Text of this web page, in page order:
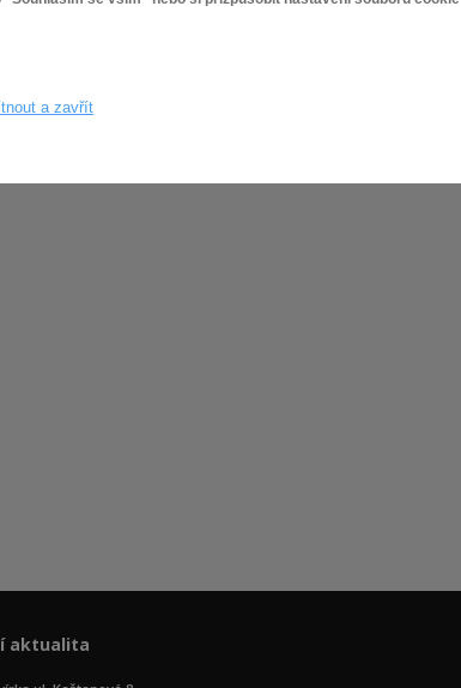
a zavřít
aktualita